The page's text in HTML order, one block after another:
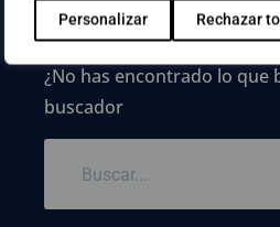
Personalizar Rechazar
¿No has encontrado lo que
buscador